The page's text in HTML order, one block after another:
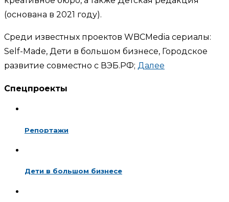
(основана в 2021 году).
Среди известных проектов WBCMedia сериалы:
Self-Made, Дети в большом бизнесе, Городское
развитие совместно с ВЭБ.РФ; Далее
Спецпроекты
Репортажи
Дети в большом бизнесе